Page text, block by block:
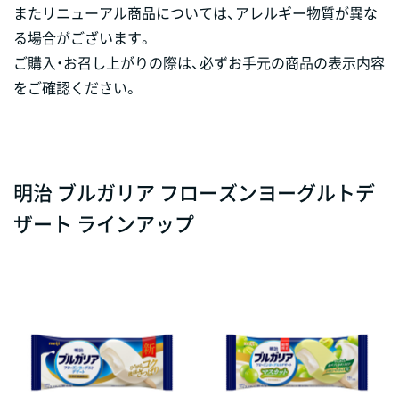
またリニューアル商品については、アレルギー物質が異な
る場合がございます。
ご購入・お召し上がりの際は、必ずお手元の商品の表示内容
をご確認ください。
明治 ブルガリア フローズンヨーグルトデ
ザート ラインアップ